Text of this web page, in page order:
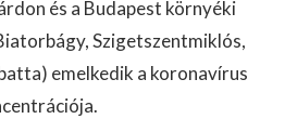
és a Budapest környéki
Szigetszentmiklós,
emelkedik a koronavírus